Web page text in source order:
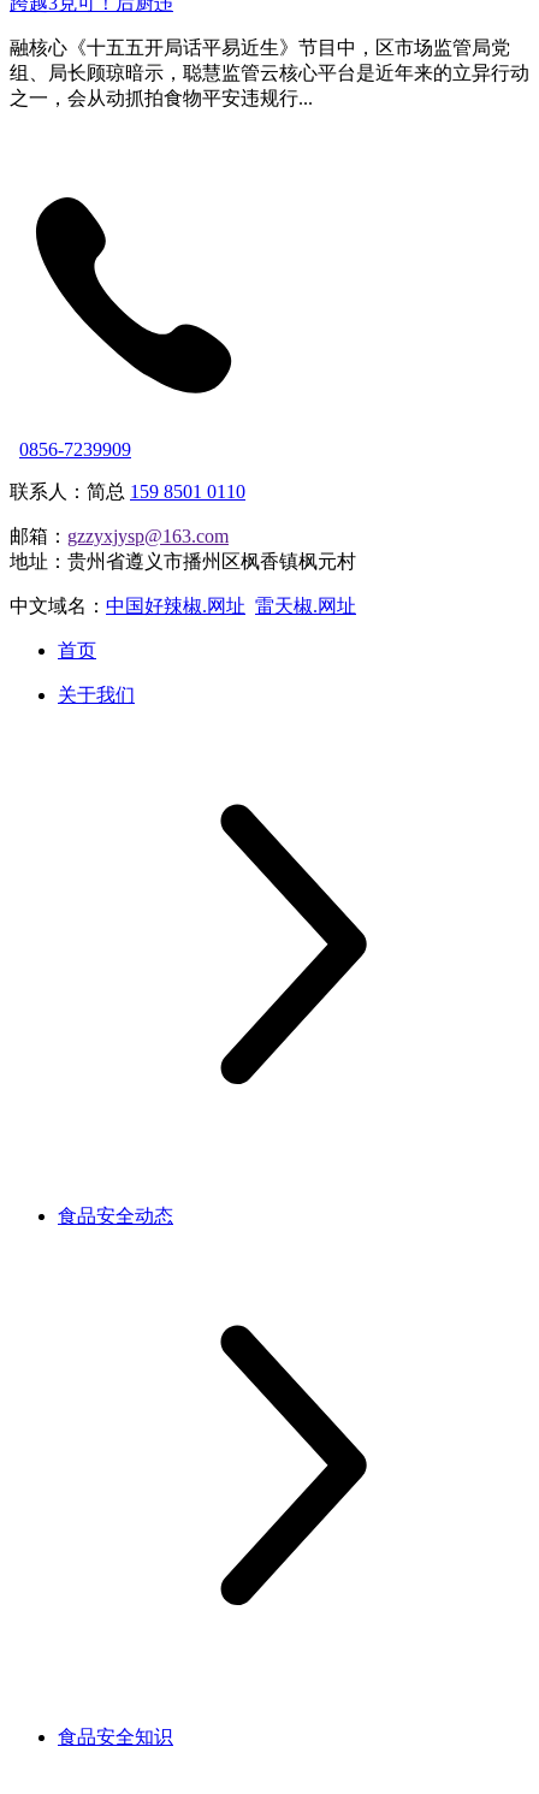
融核心《十五五开局话平易近生》节目中，区市场监管局党
组、局长顾琼暗示，聪慧监管云核心平台是近年来的立异行动
之一，会从动抓拍食物平安违规行...
0856-7239909
联系人：简总 159 8501 0110
邮箱： gzzyxjysp@163.com
地址：贵州省遵义市播州区枫香镇枫元村
中文域名： 中国好辣椒.网址 雷天椒.网址
首页
关于我们
食品安全动态
食品安全知识